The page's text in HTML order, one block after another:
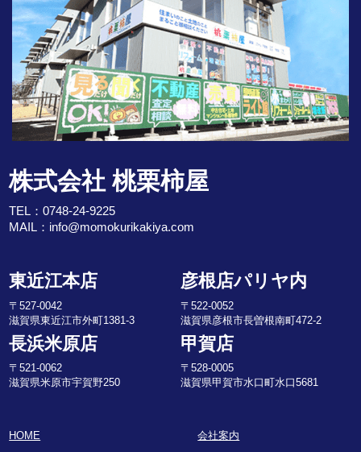
株式会社 桃栗柿屋
TEL：0748-24-9225
MAIL： info@momokurikakiya.com
東近江本店
〒527-0042
滋賀県東近江市外町1381-3
彦根店パリヤ内
〒522-0052
滋賀県彦根市長曽根南町472-2
長浜米原店
〒521-0062
滋賀県米原市宇賀野250
甲賀店
〒528-0005
滋賀県甲賀市水口町水口5681
HOME 会社案内